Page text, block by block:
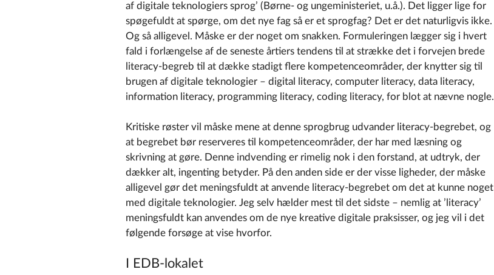
af digitale teknologiers sprog’ (Børne- og ungeministeriet, u.å.). Det ligger lige for
spøgefuldt at spørge, om det nye fag så er et sprogfag? Det er det naturligvis ikke.
Og så alligevel. Måske er der noget om snakken. Formuleringen lægger sig i hvert
fald i forlængelse af de seneste årtiers tendens til at strække det i forvejen brede
literacy-begreb til at dække stadigt flere kompetenceområder, der knytter sig til
brugen af digitale teknologier – digital literacy, computer literacy, data literacy,
information literacy, programming literacy, coding literacy, for blot at nævne nogle.
Kritiske røster vil måske mene at denne sprogbrug udvander literacy-begrebet, og
at begrebet bør reserveres til kompetenceområder, der har med læsning og
skrivning at gøre. Denne indvending er rimelig nok i den forstand, at udtryk, der
dækker alt, ingenting betyder. På den anden side er der visse ligheder, der måske
alligevel gør det meningsfuldt at anvende literacy-begrebet om det at kunne noget
med digitale teknologier. Jeg selv hælder mest til det sidste – nemlig at ’literacy’
meningsfuldt kan anvendes om de nye kreative digitale praksisser, og jeg vil i det
følgende forsøge at vise hvorfor.
I EDB-lokalet